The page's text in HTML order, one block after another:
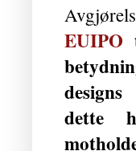
EUIPO
dette